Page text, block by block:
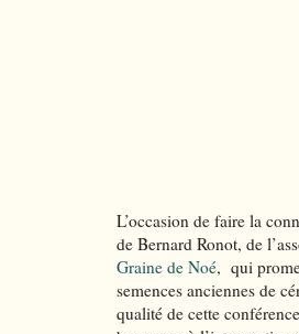
L’occasion de faire la
de Bernard Ronot, de
Graine de Noé, qui
semences anciennes de
qualité de cette